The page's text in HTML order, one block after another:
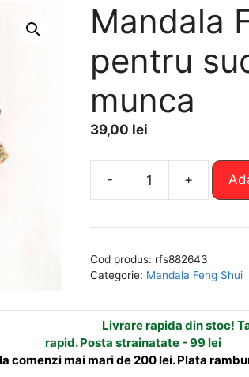
Mandala
pentru
munca
39,00 lei
-
Feng
pentru
la
locul
de
munca
+
e
n
t
v
e
Cod produs: rfs882643
Categorie: Mandala Feng Shui
Livrare rapida din stoc!
rapid. Posta strainatate - 99 lei
comenzi mai mari de 200 lei. Plata